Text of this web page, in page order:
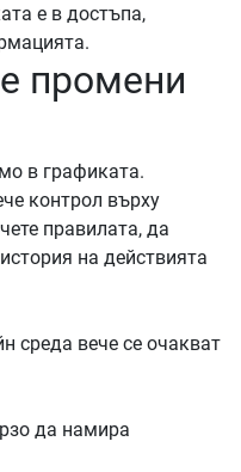
е в достъпа,
промени
в графиката.
контрол върху
правилата, да
на действията
среда вече се очакват
да намира